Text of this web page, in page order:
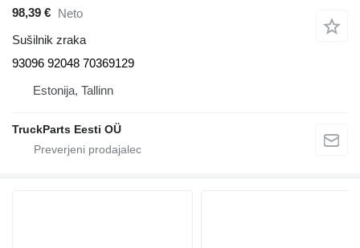
98,39 €
Neto
Sušilnik zraka
93096 92048 70369129
Estonija, Tallinn
TruckParts Eesti OÜ